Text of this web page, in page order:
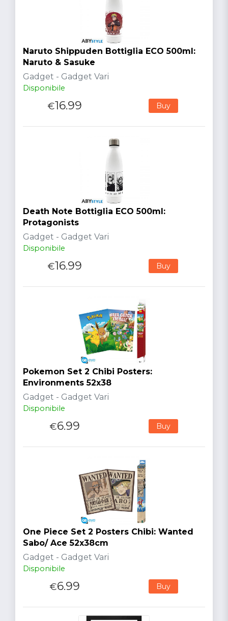
Naruto Shippuden Bottiglia ECO 500ml:
Naruto & Sasuke
Gadget - Gadget Vari
Disponibile
€16.99 Buy
Death Note Bottiglia ECO 500ml:
Protagonists
Gadget - Gadget Vari
Disponibile
€16.99 Buy
Pokemon Set 2 Chibi Posters:
Environments 52x38
Gadget - Gadget Vari
Disponibile
€6.99 Buy
One Piece Set 2 Posters Chibi: Wanted
Sabo/ Ace 52x38cm
Gadget - Gadget Vari
Disponibile
€6.99 Buy